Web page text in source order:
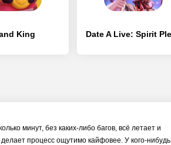
King
минут, без каких-либо багов, всё летает и
процесс ощутимо кайфовее. У кого-нибудь